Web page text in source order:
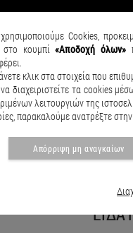
Παιδικό μαγιό
€15.50 €20.90
Cookies,
στο κουμπί«Αποδοχή όλων»
κλικ στα στοιχεία που
διαχειριστείτε τα cookies
λειτουργιών της
παρακαλούμε ανατρέξτε
Απόρριψη μη αναγκαίων